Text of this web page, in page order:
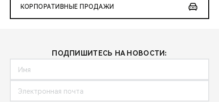
КОРПОРАТИВНЫЕ ПРОДАЖИ
ПОДПИШИТЕСЬ НА НОВОСТИ: